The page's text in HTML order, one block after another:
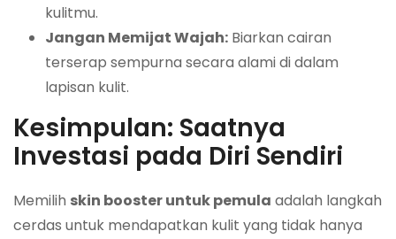
kulitmu.
Jangan Memijat Wajah: Biarkan cairan
terserap sempurna secara alami di dalam
lapisan kulit.
Kesimpulan: Saatnya
Investasi pada Diri Sendiri
Memilih skin booster untuk pemula adalah langkah
cerdas untuk mendapatkan kulit yang tidak hanya